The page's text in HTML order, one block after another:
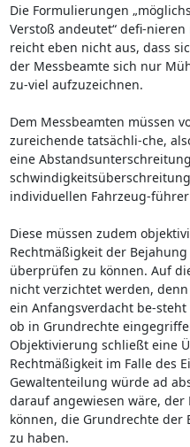
Die Formulierungen
Verstoß andeutet“ defi-
reicht eben nicht aus, dass
der Messbeamte sich nur
zu-viel aufzuzeichnen.
Dem Messbeamten müssen
zureichende tatsächli-che,
eine
individuellen Fahrzeug-
Diese müssen zudem
Rechtmäßigkeit der
überprüfen zu können. Auf
nicht verzichtet werden,
ein Anfangsverdacht be-
ob in Grundrechte
Objektivierung schließt eine
Rechtmäßigkeit im Falle des
Gewaltenteilung würde ad
darauf angewiesen wäre,
können, die Grundrechte der
zu haben.